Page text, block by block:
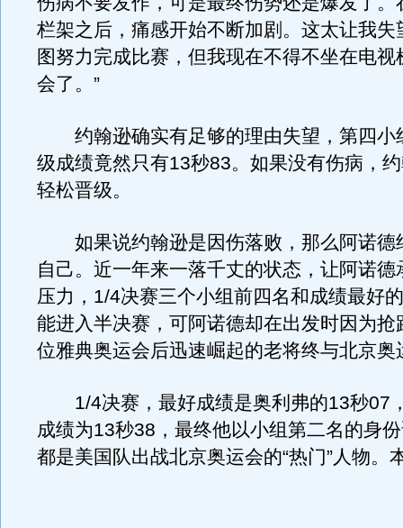
栏架之后，痛感开始不断加剧。这太让我失
图努力完成比赛，但我现在不得不坐在电视
会了。”
约翰逊确实有足够的理由失望，第四小
级成绩竟然只有13秒83。如果没有伤病，
轻松晋级。
如果说约翰逊是因伤落败，那么阿诺德
自己。近一年来一落千丈的状态，让阿诺德
压力，1/4决赛三个小组前四名和成绩最好
能进入半决赛，可阿诺德却在出发时因为抢
位雅典奥运会后迅速崛起的老将终与北京奥
1/4决赛，最好成绩是奥利弗的13秒07
成绩为13秒38，最终他以小组第二名的身
都是美国队出战北京奥运会的“热门”人物。